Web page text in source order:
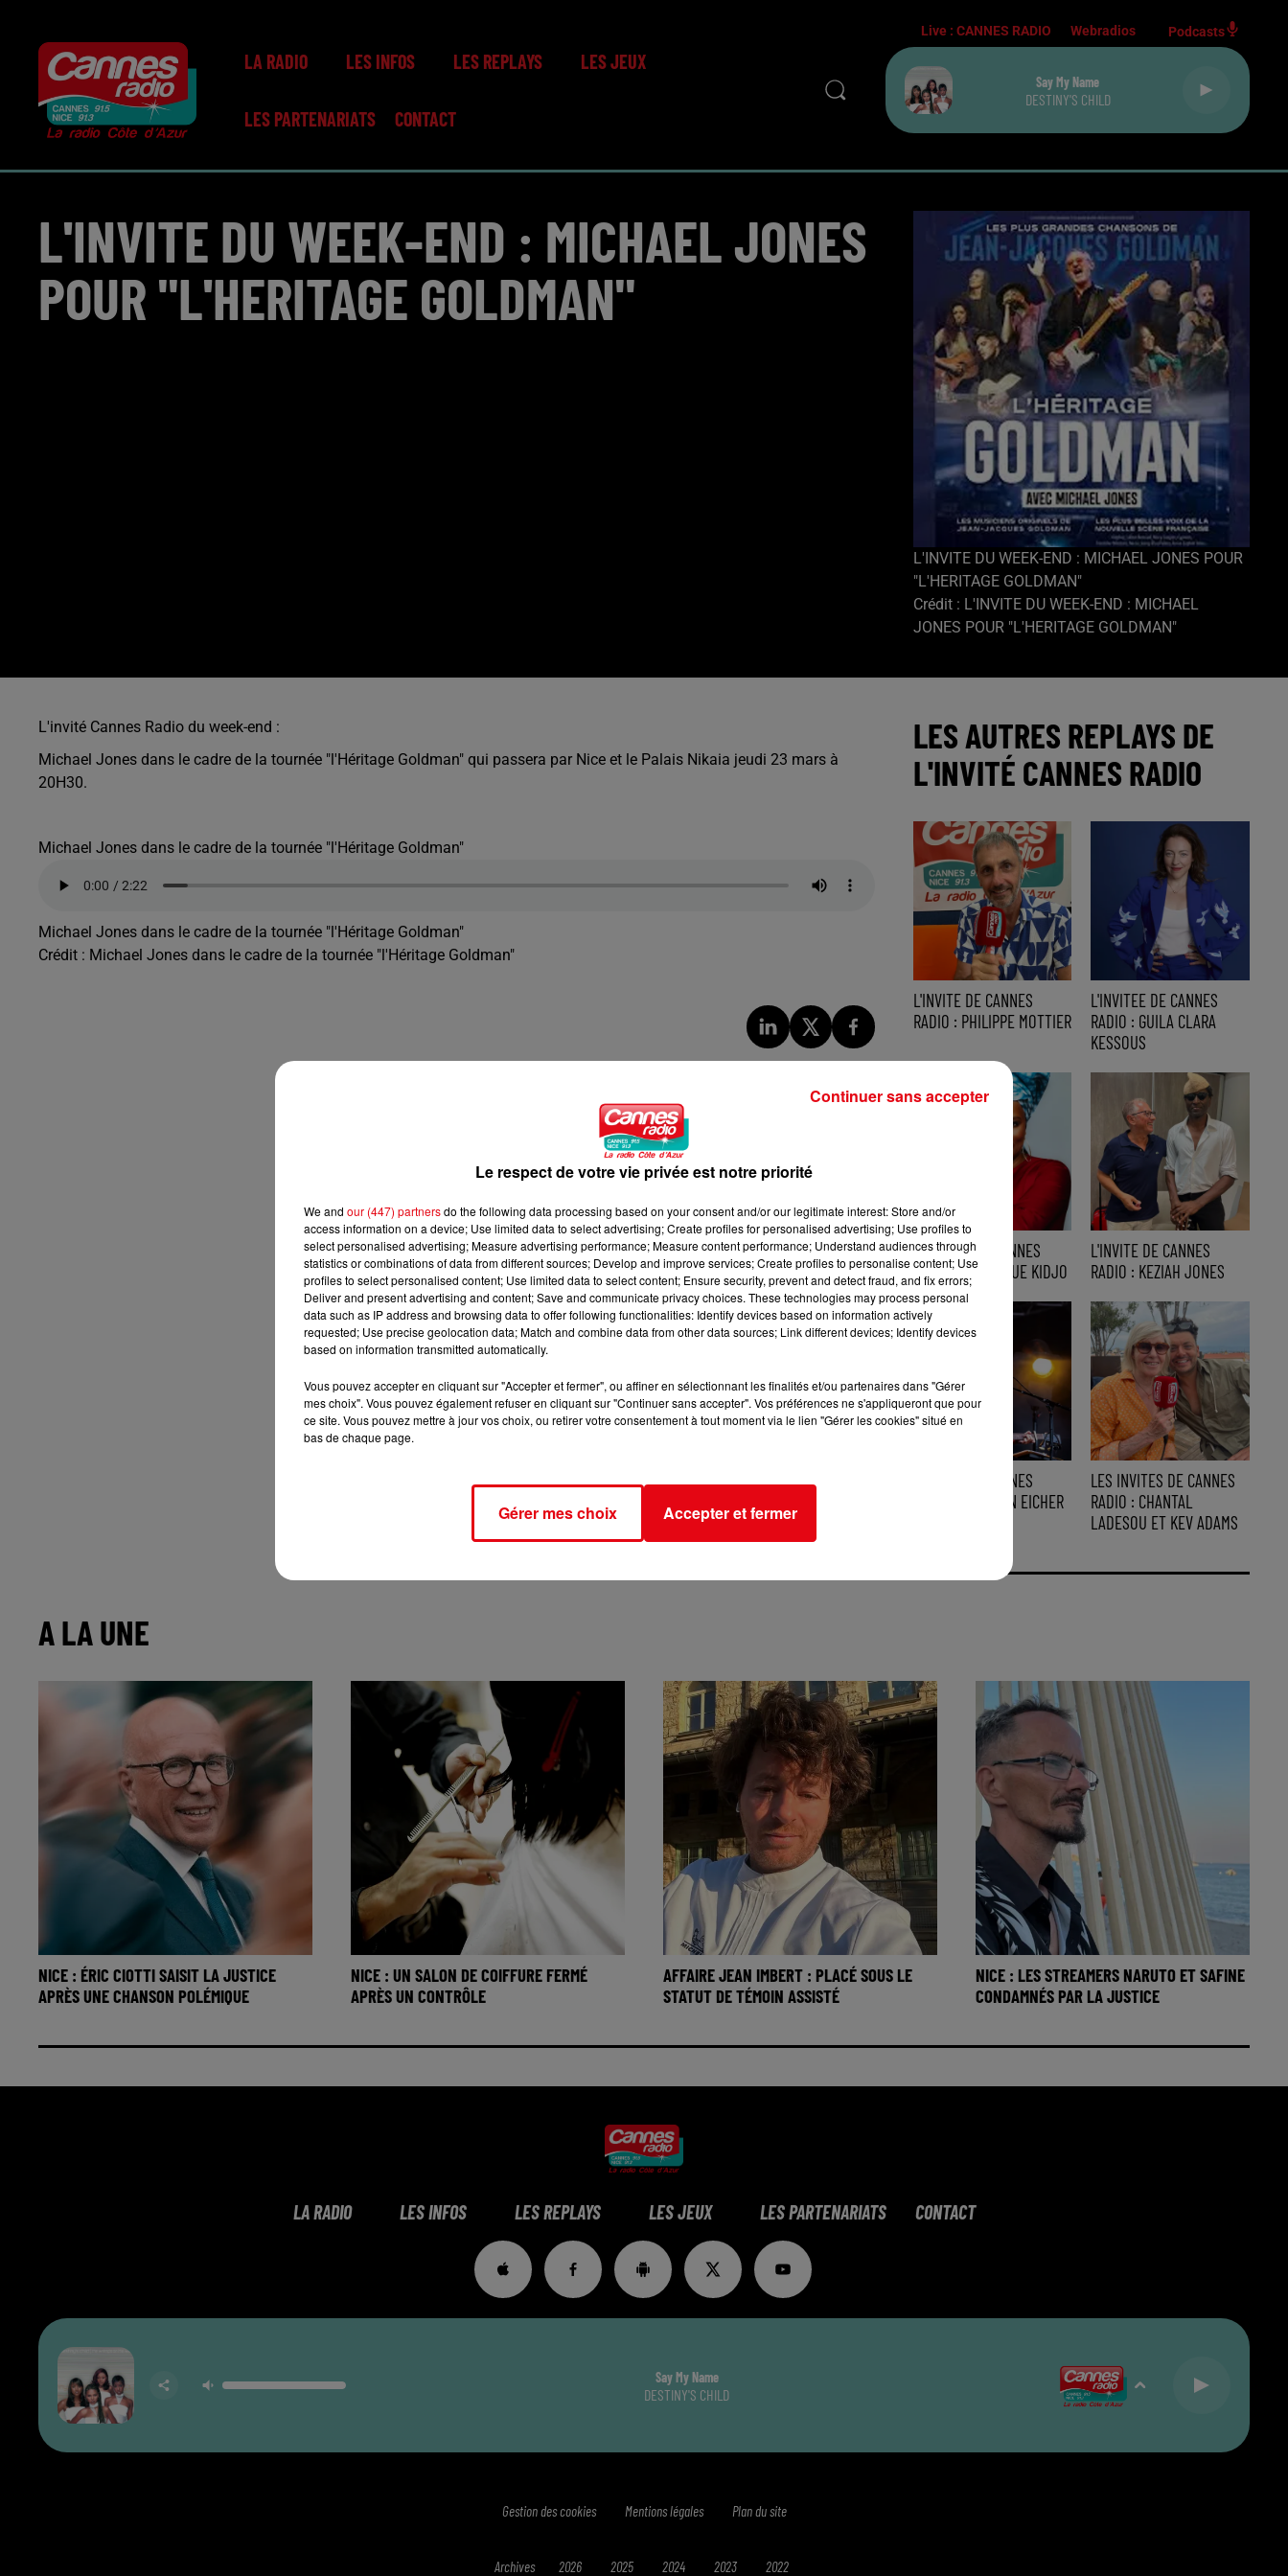
LA RADIO LES INFOS LES REPLAYS LES JEUX
LES PARTENARIATS CONTACT
Live :CANNES RADIO Webradios Podcasts
Say My Name
DESTINY'S CHILD
L'INVITE DU WEEK-END : MICHAEL JONES
POUR "L'HERITAGE GOLDMAN"
L'INVITE DU WEEK-END : MICHAEL JONES POUR
"L'HERITAGE GOLDMAN"
Crédit : L'INVITE DU WEEK-END : MICHAEL
JONES POUR "L'HERITAGE GOLDMAN"
L'invité Cannes Radio du week-end :
Michael Jones dans le cadre de la tournée "l'Héritage Goldman" qui passera par Nice et le Palais Nikaia jeudi 23 mars à
20H30.
Michael Jones dans le cadre de la tournée "l'Héritage Goldman"
Michael Jones dans le cadre de la tournée "l'Héritage Goldman"
Crédit : Michael Jones dans le cadre de la tournée "l'Héritage Goldman"
LES AUTRES REPLAYS DE
L'INVITÉ CANNES RADIO
L'INVITE DE CANNES
RADIO : PHILIPPE MOTTIER
L'INVITEE DE CANNES
RADIO : GUILA CLARA
KESSOUS
L'INVITEE DE CANNES
RADIO : ANGELIQUE KIDJO
L'INVITE DE CANNES
RADIO : KEZIAH JONES
L'INVITE DE CANNES
RADIO : STEPHAN EICHER
LES INVITES DE CANNES
RADIO : CHANTAL
LADESOU ET KEV ADAMS
A LA UNE
NICE : ÉRIC CIOTTI SAISIT LA JUSTICE
APRÈS UNE CHANSON POLÉMIQUE
NICE : UN SALON DE COIFFURE FERMÉ
APRÈS UN CONTRÔLE
AFFAIRE JEAN IMBERT : PLACÉ SOUS LE
STATUT DE TÉMOIN ASSISTÉ
NICE : LES STREAMERS NARUTO ET SAFINE
CONDAMNÉS PAR LA JUSTICE
LA RADIO LES INFOS LES REPLAYS LES JEUX LES PARTENARIATS CONTACT
Say My Name
DESTINY'S CHILD
Gestion des cookies Mentions légales Plan du site
Archives 2026 2025 2024 2023 2022
Le respect de votre vie privée est notre priorité
We and our (447) partnersdo the following data processing based on your consent and/or our legitimate interest: Store and/or
access information on a device; Use limited data to select advertising; Create profiles for personalised advertising; Use profiles to
select personalised advertising; Measure advertising performance; Measure content performance; Understand audiences through
statistics or combinations of data from different sources; Develop and improve services; Create profiles to personalise content; Use
profiles to select personalised content; Use limited data to select content; Ensure security, prevent and detect fraud, and fix errors;
Deliver and present advertising and content; Save and communicate privacy choices. These technologies may process personal
data such as IP address and browsing data to offer following functionalities: Identify devices based on information actively
requested; Use precise geolocation data; Match and combine data from other data sources; Link different devices; Identify devices
based on information transmitted automatically.
Vous pouvez accepter en cliquant sur "Accepter et fermer", ou affiner en sélectionnant les finalités et/ou partenaires dans "Gérer
mes choix". Vous pouvez également refuser en cliquant sur "Continuer sans accepter". Vos préférences ne s'appliqueront que pour
ce site. Vous pouvez mettre à jour vos choix, ou retirer votre consentement à tout moment via le lien "Gérer les cookies" situé en
bas de chaque page.
Gérer mes choix Accepter et fermer
Continuer sans accepter